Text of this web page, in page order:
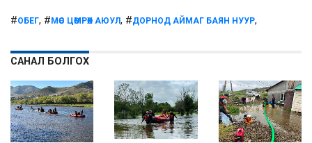
#ОБЕГ, # МӨС ЦӨМРӨХ АЮУЛ, #ДОРНОД АЙМАГ БАЯН НУУР,
САНАЛ БОЛГОХ